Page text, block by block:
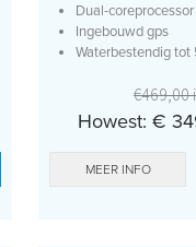
Dual-coreprocessor
Ingebouwd gps
Waterbestendig tot
€469,00
Howest: €
MEER INFO